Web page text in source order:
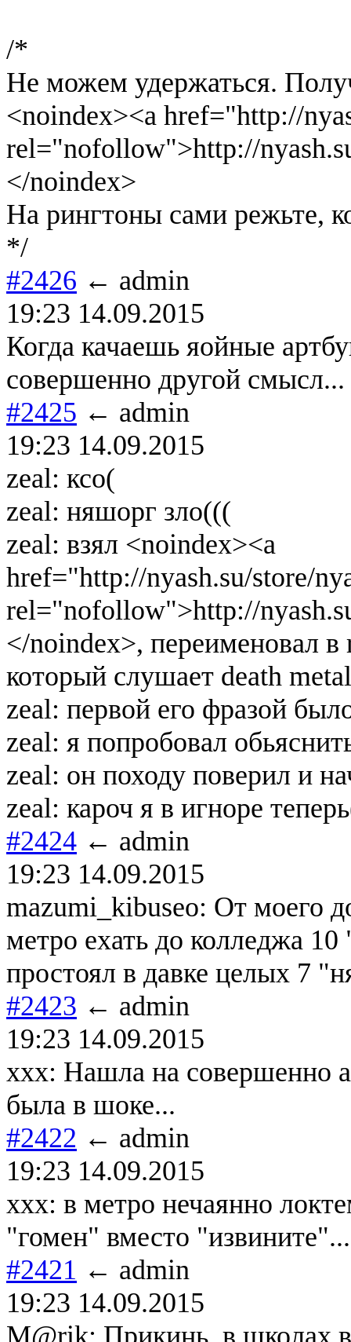
/*
Не можем удержаться.
<noindex><a href="http://
rel="nofollow">http://
</noindex>
На рингтоны сами режьте,
*/
#2426 ← admin
19:23 14.09.2015
Когда качаешь яойные
совершенно другой смысл...
#2425 ← admin
19:23 14.09.2015
zeal: ксо(
zeal: няшорг зло(((
zeal: взял <noindex><a
href="http://nyash.su/store/
rel="nofollow">http://
</noindex>, переименовал в
который слушает death
zeal: первой его фразой
zeal: я попробовал
zeal: он походу поверил и
zeal: кароч я в игноре
#2424 ← admin
19:23 14.09.2015
mazumi_kibuseo: От моего
метро ехать до колледжа
простоял в давке целых 7
#2423 ← admin
19:23 14.09.2015
ххх: Нашла на совершенно
была в шоке...
#2422 ← admin
19:23 14.09.2015
ххх: в метро нечаянно
"гомен" вместо
#2421 ← admin
19:23 14.09.2015
M@rik: Прикинь, в школах